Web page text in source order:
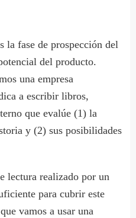
la fase de prospección del
del producto.
una empresa
a escribir libros,
que evalúe (1) la
y (2) sus posibilidades
lectura realizado por un
para cubrir este
vamos a usar una